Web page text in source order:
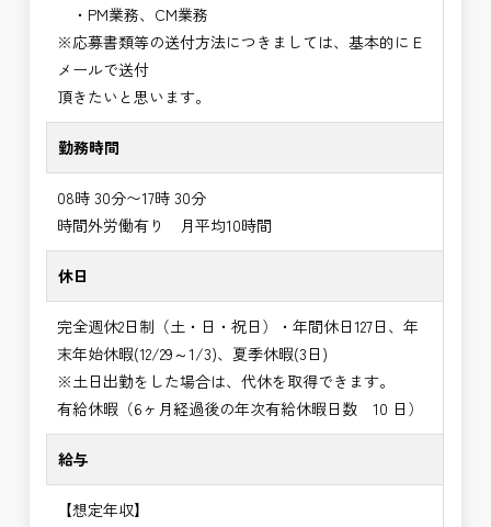
・PM業務、CM業務
※応募書類等の送付方法につきましては、基本的にＥ
メールで送付
頂きたいと思います。
勤務時間
08時 30分〜17時 30分
時間外労働有り 月平均10時間
休日
完全週休2日制（土・日・祝日）・年間休日127日、年
末年始休暇(12/29～1/3)、夏季休暇(3日)
※土日出勤をした場合は、代休を取得できます。
有給休暇（6ヶ月経過後の年次有給休暇日数 10 日）
給与
【想定年収】